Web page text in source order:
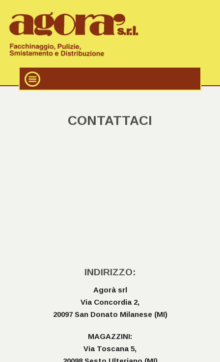
CONTATTACI
INDIRIZZO:
Agorà srl
Via Concordia 2,
20097 San Donato Milanese (MI)
MAGAZZINI:
Via Toscana 5,